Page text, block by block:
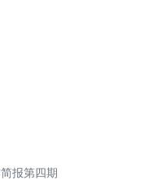
报第四期